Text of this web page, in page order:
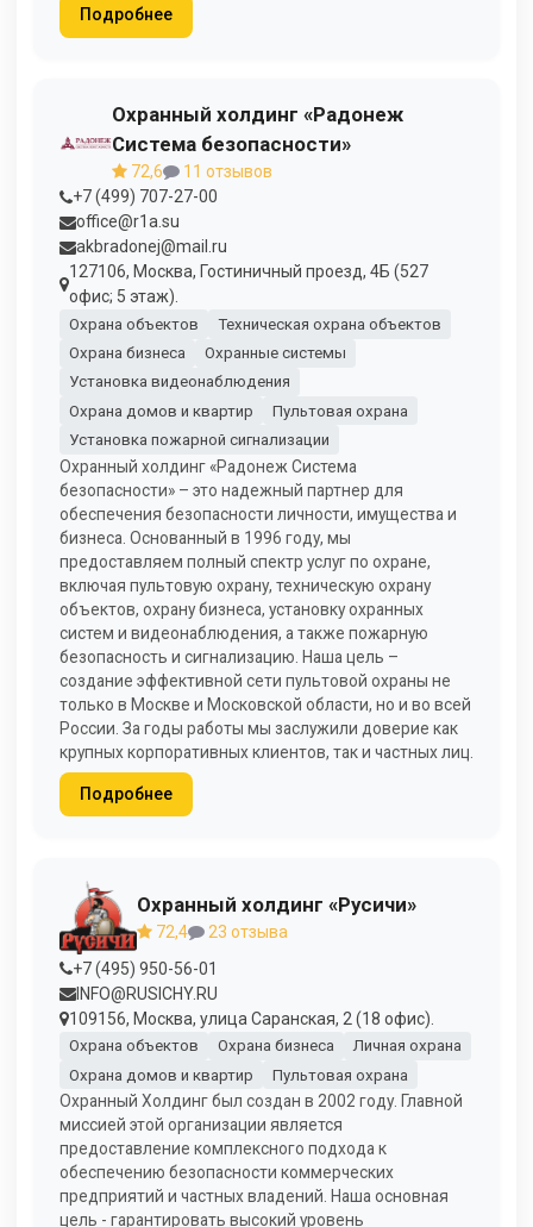
Подробнее
Охранный холдинг «Радонеж
Система безопасности»
72,6
11 отзывов
+7 (499) 707-27-00
office@r1a.su
akbradonej@mail.ru
127106, Москва, Гостиничный проезд, 4Б (527
офис; 5 этаж).
Охрана объектов
Техническая охрана объектов
Охрана бизнеса
Охранные системы
Установка видеонаблюдения
Охрана домов и квартир
Пультовая охрана
Установка пожарной сигнализации
Охранный холдинг «Радонеж Система
безопасности» – это надежный партнер для
обеспечения безопасности личности, имущества и
бизнеса. Основанный в 1996 году, мы
предоставляем полный спектр услуг по охране,
включая пультовую охрану, техническую охрану
объектов, охрану бизнеса, установку охранных
систем и видеонаблюдения, а также пожарную
безопасность и сигнализацию. Наша цель –
создание эффективной сети пультовой охраны не
только в Москве и Московской области, но и во всей
России. За годы работы мы заслужили доверие как
крупных корпоративных клиентов, так и частных лиц.
Подробнее
Охранный холдинг «Русичи»
72,4
23 отзыва
+7 (495) 950-56-01
INFO@RUSICHY.RU
109156, Москва, улица Саранская, 2 (18 офис).
Охрана объектов Охрана бизнеса
Личная охрана
Охрана домов и квартир
Пультовая охрана
Охранный Холдинг был создан в 2002 году. Главной
миссией этой организации является
предоставление комплексного подхода к
обеспечению безопасности коммерческих
предприятий и частных владений. Наша основная
цель - гарантировать высокий уровень